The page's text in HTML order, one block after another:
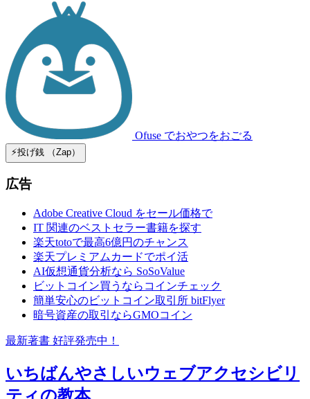
Ofuse でおやつをおごる
⚡️投げ銭 （Zap）
広告
Adobe Creative Cloud をセール価格で
IT 関連のベストセラー書籍を探す
楽天totoで最高6億円のチャンス
楽天プレミアムカードでポイ活
AI仮想通貨分析なら SoSoValue
ビットコイン買うならコインチェック
簡単安心のビットコイン取引所 bitFlyer
暗号資産の取引ならGMOコイン
最新著書 好評発売中！
いちばんやさしいウェブアクセシビリ